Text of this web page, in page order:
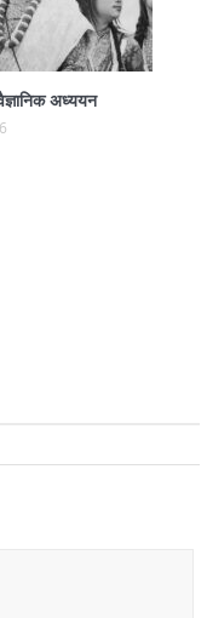
अध्ययन